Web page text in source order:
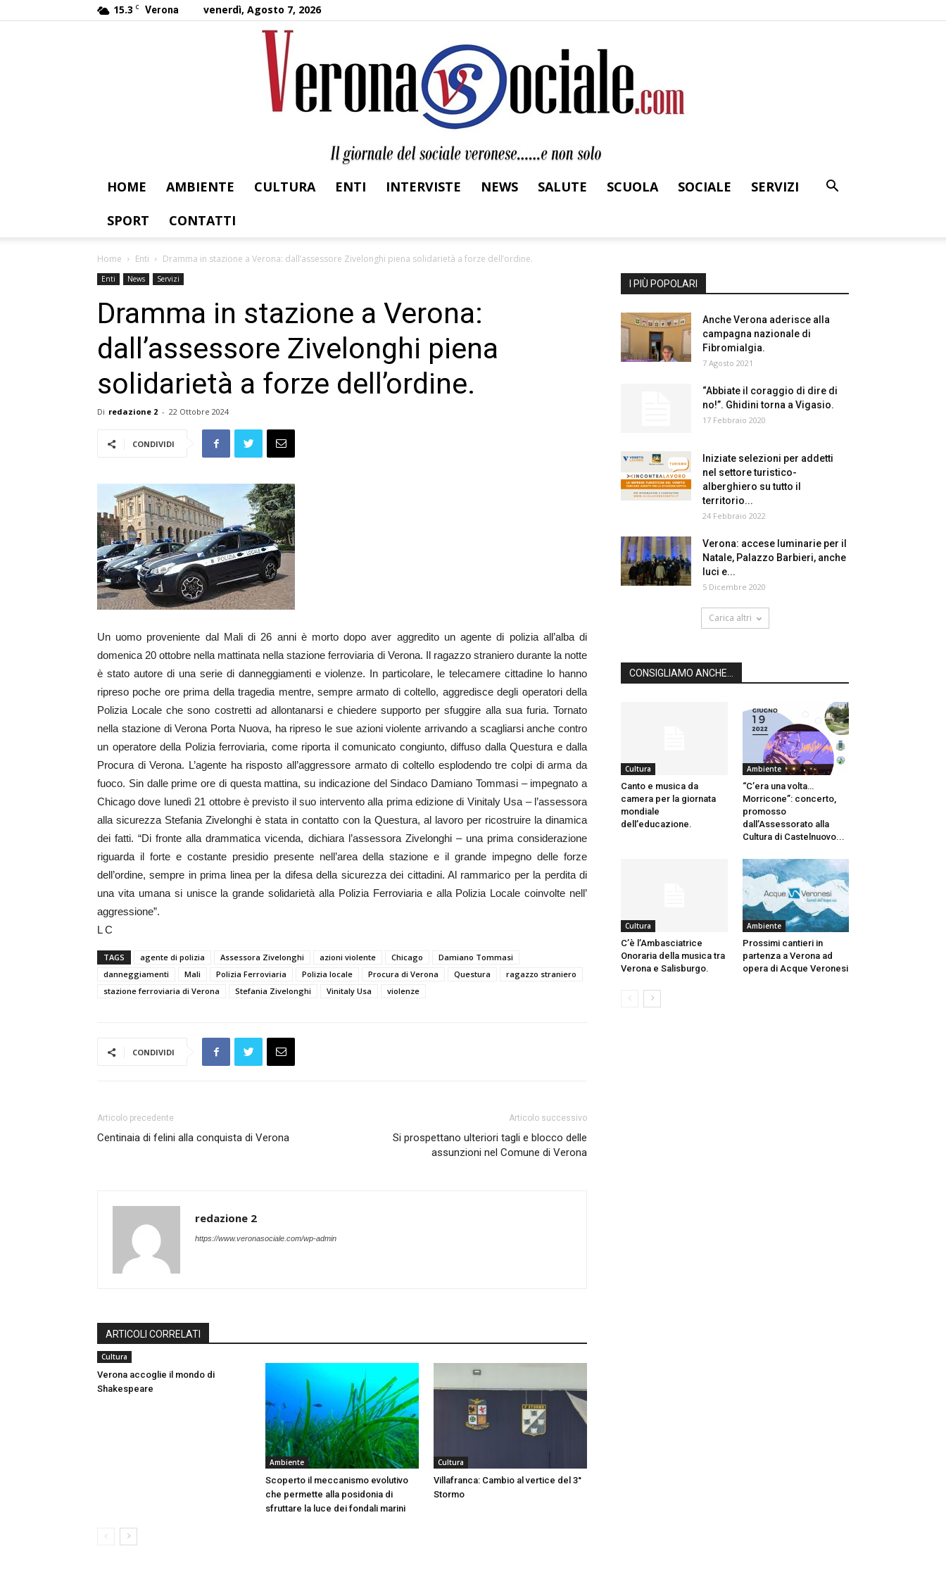
15.3 C Verona venerdì, Agosto 7, 2026
Sociale
HOME AMBIENTE CULTURA ENTI INTERVISTE NEWS SALUTE SCUOLA SOCIALE
SERVIZI
SPORT
CONTATTI
Home Enti Dramma in stazione a Verona: dall’assessore Zivelonghi piena solidarietà a forze dell’ordine.
Enti News Servizi
Dramma in stazione a Verona:
dall’assessore Zivelonghi piena
solidarietà a forze dell’ordine.
Di redazione 2 - 22 Ottobre 2024
CONDIVIDI
Un uomo proveniente dal Mali di 26 anni è morto dopo aver aggredito un agente di polizia all’alba di
domenica 20 ottobre nella mattinata nella stazione ferroviaria di Verona. Il ragazzo straniero durante la notte
è stato autore di una serie di danneggiamenti e violenze. In particolare, le telecamere cittadine lo hanno
ripreso poche ore prima della tragedia mentre, sempre armato di coltello, aggredisce degli operatori della
Polizia Locale che sono costretti ad allontanarsi e chiedere supporto per sfuggire alla sua furia. Tornato
nella stazione di Verona Porta Nuova, ha ripreso le sue azioni violente arrivando a scagliarsi anche contro
un operatore della Polizia ferroviaria, come riporta il comunicato congiunto, diffuso dalla Questura e dalla
Procura di Verona. L’agente ha risposto all’aggressore armato di coltello esplodendo tre colpi di arma da
fuoco. Sin dalle prime ore di questa mattina, su indicazione del Sindaco Damiano Tommasi – impegnato a
Chicago dove lunedì 21 ottobreè previsto il suo intervento alla prima edizione di Vinitaly Usa – l’assessora
alla sicurezza Stefania Zivelonghi è stata in contatto con la Questura, al lavoro per ricostruire la dinamica
dei fatti. “Di fronte alla drammatica vicenda, dichiara l’assessora Zivelonghi – una prima considerazione
riguarda il forte e costante presidio presente nell’area della stazione e il grande impegno delle forze
dell’ordine, sempre in prima linea per la difesa della sicurezza dei cittadini. Al rammarico per la perdita di
una vita umana si unisce la grande solidarietà alla Polizia Ferroviaria e alla Polizia Locale coinvolte nell’
aggressione”.
L C
TAGS agente di polizia Assessora Zivelonghi azioni violente Chicago
Damiano Tommasi
danneggiamenti
Mali Polizia Ferroviaria Polizia locale Procura di Verona Questura
ragazzo straniero
stazione ferroviaria di Verona
Stefania Zivelonghi Vinitaly Usa violenze
CONDIVIDI
Articolo precedente
Centinaia di felini alla conquista di Verona
Articolo successivo
Si prospettano ulteriori tagli e blocco delle
assunzioni nel Comune di Verona
redazione 2
https://www.veronasociale.com/wp-admin
ARTICOLI CORRELATI
Cultura
Verona accoglie il mondo di
Shakespeare
Ambiente
Scoperto il meccanismo evolutivo
che permette alla posidonia di
sfruttare la luce dei fondali marini
Cultura
Villafranca: Cambio al vertice del 3°
Stormo
I PIÙ POPOLARI
Anche Verona aderisce alla
campagna nazionale di
Fibromialgia.
7 Agosto 2021
“Abbiate il coraggio di dire di
no!”. Ghidini torna a Vigasio.
17 Febbraio 2020
Iniziate selezioni per addetti
nel settore turistico-
alberghiero su tutto il
territorio...
24 Febbraio 2022
Verona: accese luminarie per il
Natale, Palazzo Barbieri, anche
luci e...
5 Dicembre 2020
Carica altri
CONSIGLIAMO ANCHE...
Cultura
Canto e musica da
camera per la giornata
mondiale
dell’educazione.
Ambiente
“C’era una volta…
Morricone”: concerto,
promosso
dall’Assessorato alla
Cultura di Castelnuovo...
Cultura
C’è l’Ambasciatrice
Onoraria della musica tra
Verona e Salisburgo.
Ambiente
Prossimi cantieri in
partenza a Verona ad
opera di Acque Veronesi